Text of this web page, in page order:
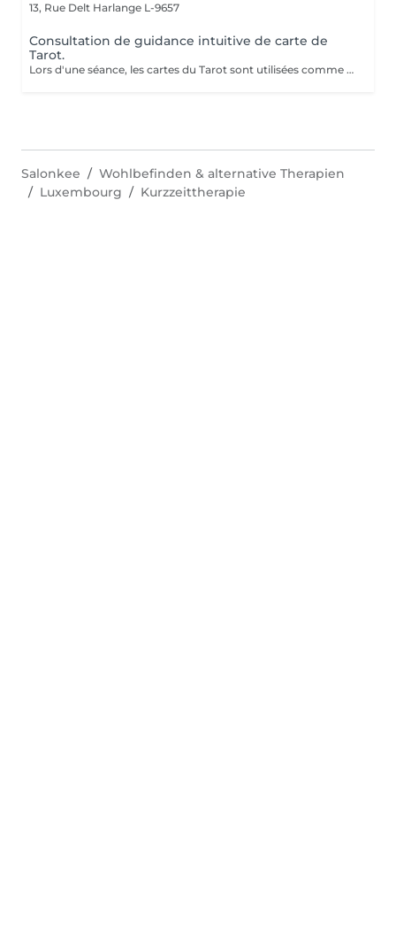
13, Rue Delt Harlange L-9657
Consultation de guidance intuitive de carte de
Tarot.
Lors d'une séance, les cartes du Tarot sont utilisées comme un outil de perception et d'intuition pour éclairer une situation de votre vie. Le tirage permet de mettre en lumière les énergies présentes, les blocages éventuels et les directions possibles. En une séance, vous pouvez poser une ou plusieurs questions précises afin d'obtenir une vision plus claire de votre chemin. Exemples de questions : Quelle direction prendre dans ma situation actuelle ? Que dois-je comprendre de cette période de ma vie ? Comment évoluer dans ma relation ? Qu'est-ce qui bloque mon avancée aujourd'hui ? Quelle énergie m'accompagne pour les prochains mois ? Les cartes n'imposent rien : elles révèlent des pistes, des prises de conscience et des possibilités. Une séance peut parfois apporter le déclic ou la compréhension qui change tout. Venez découvrir ce que les cartes ont à vous révéler.
Salonkee
Wohlbefinden & alternative Therapien
Luxembourg
Kurzzeittherapie